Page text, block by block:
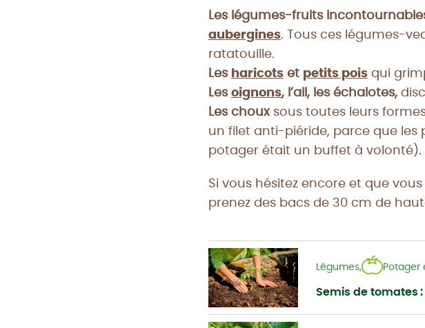
Les légumes-fruits
aubergines. Tous ces légumes-
ratatouille.
Les haricots et petits pois qui
Les oignons, l’ail, les échalotes,
Les chouxsous toutes leurs
un filet anti-piéride, parce que les
potager était un buffet à volonté).
Si vous hésitez encore et que
prenez des bacs de 30 cm de
Légumes, Potager
Semis de tomates